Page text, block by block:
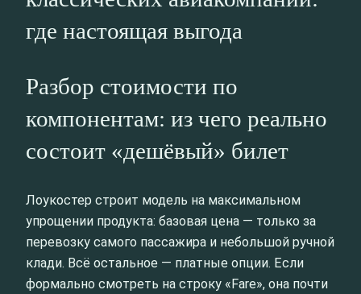
где настоящая выгода
Разбор стоимости по
компонентам: из чего реально
состоит «дешёвый» билет
Лоукостер строит модель на максимальном
упрощении продукта: базовая цена — только за
перевозку самого пассажира и небольшой ручной
клади. Всё остальное — платные опции. Если
формально смотреть на строку «Fare», она почти